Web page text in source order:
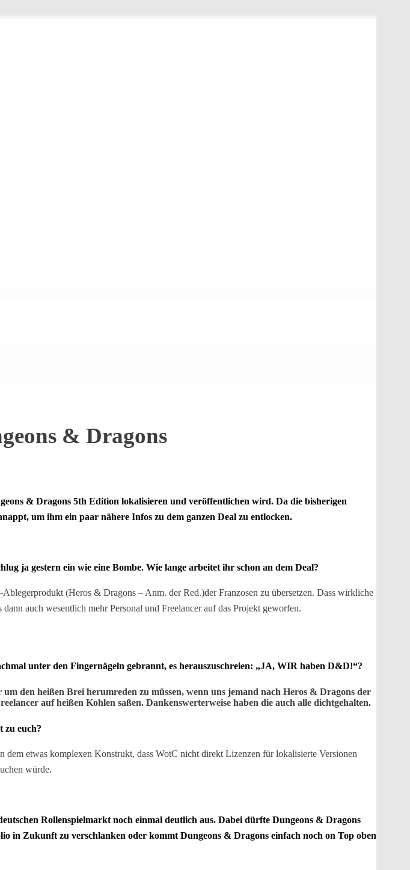
& Dragons
& Dragons 5th Edition lokalisieren und veröffentlichen wird. Da die bisherigen
um ihm ein paar nähere Infos zu dem ganzen Deal zu entlocken.
ja gestern ein wie eine Bombe. Wie lange arbeitet ihr schon an dem Deal?
(Heros & Dragons – Anm. der Red.)der Franzosen zu übersetzen. Dass wirkliche
auch wesentlich mehr Personal und Freelancer auf das Projekt geworfen.
unter den Fingernägeln gebrannt, es herauszuschreien: „JA, WIR haben D&D!“?
den heißen Brei herumreden zu müssen, wenn uns jemand nach Heros & Dragons der
auf heißen Kohlen saßen. Dankenswerterweise haben die auch alle dichtgehalten.
zu euch?
etwas komplexen Konstrukt, dass WotC nicht direkt Lizenzen für lokalisierte Versionen
würde.
Rollenspielmarkt noch einmal deutlich aus. Dabei dürfte Dungeons & Dragons
in Zukunft zu verschlanken oder kommt Dungeons & Dragons einfach noch on Top oben